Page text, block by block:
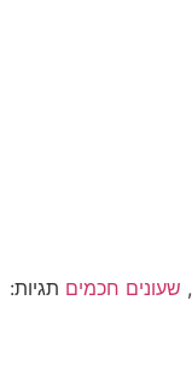
, שעונים חכמים תגיות: